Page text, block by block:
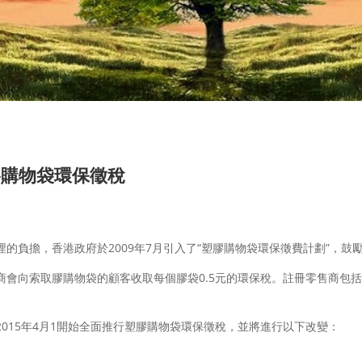
物袋環保徵稅
負擔，香港政府於2009年7月引入了“塑膠購物袋環保徵費計劃”，鼓
向索取膠購物袋的顧客收取每個膠袋0.5元的環保稅。註冊零售商包
年4月1開始全面推行塑膠購物袋環保徵稅，並將進行以下改變：